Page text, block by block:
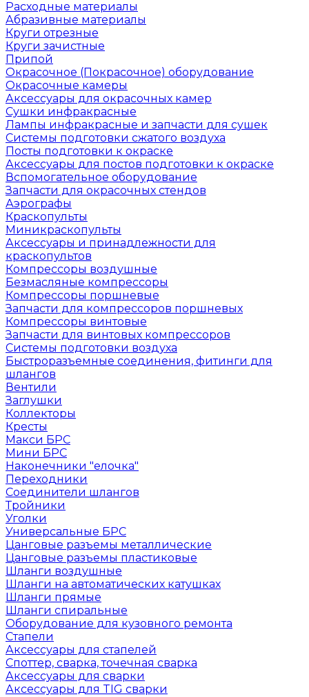
Расходные материалы
Абразивные материалы
Круги отрезные
Круги зачистные
Припой
Окрасочное (Покрасочное) оборудование
Окрасочные камеры
Аксессуары для окрасочных камер
Сушки инфракрасные
Лампы инфракрасные и запчасти для сушек
Системы подготовки сжатого воздуха
Посты подготовки к окраске
Аксессуары для постов подготовки к окраске
Вспомогательное оборудование
Запчасти для окрасочных стендов
Аэрографы
Краскопульты
Миникраскопульты
Аксессуары и принадлежности для
краскопультов
Компрессоры воздушные
Безмасляные компрессоры
Компрессоры поршневые
Запчасти для компрессоров поршневых
Компрессоры винтовые
Запчасти для винтовых компрессоров
Системы подготовки воздуха
Быстроразъемные соединения, фитинги для
шлангов
Вентили
Заглушки
Коллекторы
Кресты
Макси БРС
Мини БРС
Наконечники "елочка"
Переходники
Соединители шлангов
Тройники
Уголки
Универсальные БРС
Цанговые разъемы металлические
Цанговые разъемы пластиковые
Шланги воздушные
Шланги на автоматических катушках
Шланги прямые
Шланги спиральные
Оборудование для кузовного ремонта
Стапели
Аксессуары для стапелей
Споттер, сварка, точечная сварка
Аксессуары для сварки
Аксессуары для TIG сварки